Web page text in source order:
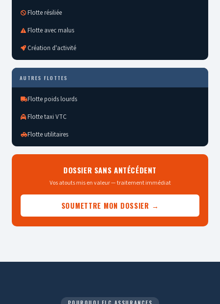
Flotte résiliée
Flotte avec malus
Création d'activité
AUTRES FLOTTES
Flotte poids lourds
Flotte taxi VTC
Flotte utilitaires
DOSSIER SANS ANTÉCÉDENT
Vos atouts mis en valeur — traitement immédiat
SOUMETTRE MON DOSSIER →